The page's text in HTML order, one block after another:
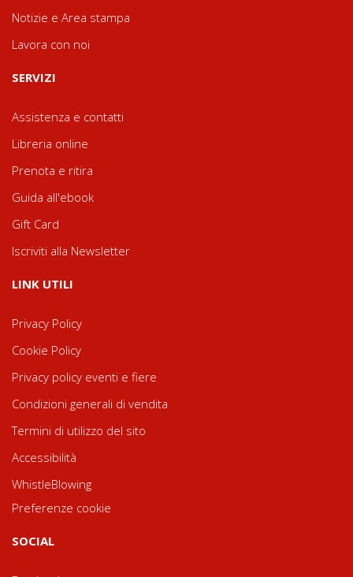
Notizie e Area stampa
Lavora con noi
SERVIZI
Assistenza e contatti
Libreria online
Prenota e ritira
Guida all'ebook
Gift Card
Iscriviti alla Newsletter
LINK UTILI
Privacy Policy
Cookie Policy
Privacy policy eventi e fiere
Condizioni generali di vendita
Termini di utilizzo del sito
Accessibilità
WhistleBlowing
Preferenze cookie
SOCIAL